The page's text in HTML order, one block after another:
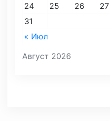
Август 2026
« Июл
24
25 26 27
31